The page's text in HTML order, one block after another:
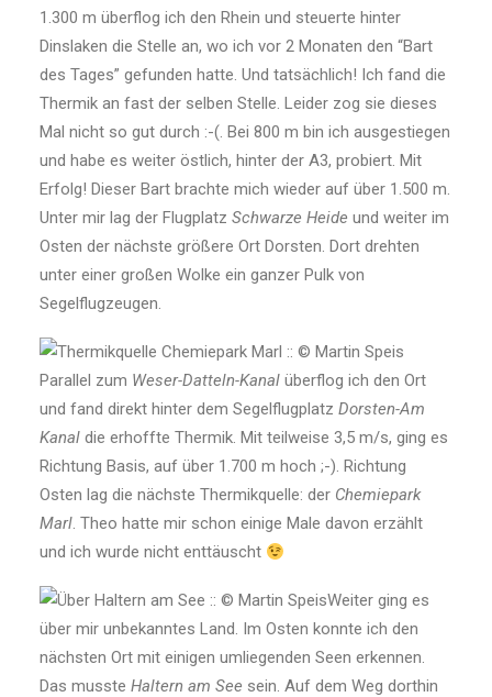
1.300 m überflog ich den Rhein und steuerte hinter
Dinslaken die Stelle an, wo ich vor 2 Monaten den “Bart
des Tages” gefun­den hatte. Und tatsächlich! Ich fand die
Thermik an fast der selben Stelle. Leider zog sie dieses
Mal nicht so gut durch :-(. Bei 800 m bin ich ausge­stiegen
und habe es weiter östlich, hinter der A3, probiert. Mit
Erfolg! Dieser Bart brachte mich wieder auf über 1.500 m.
Unter mir lag der Flugplatz Schwarze Heide und weiter im
Osten der nächste größere Ort Dorsten. Dort drehten
unter einer großen Wolke ein ganzer Pulk von
Segelflugzeugen.
Parallel zum Weser-Datteln-Kanal überflog ich den Ort
und fand direkt hinter dem Segelflug­platz Dorsten-Am
Kanal die erhoffte Thermik. Mit teilweise 3,5 m/s, ging es
Richtung Basis, auf über 1.700 m hoch ;-). Richtung
Osten lag die nächste Thermikquelle: der Chemiepark
Marl. Theo hatte mir schon einige Male davon erzählt
und ich wurde nicht enttäuscht
Weiter ging es
über mir unbekanntes Land. Im Osten konnte ich den
nächsten Ort mit einigen umliegenden Seen erkennen.
Das musste Haltern am See sein. Auf dem Weg dorthin